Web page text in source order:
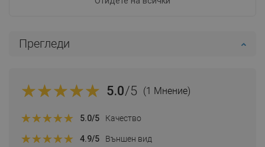
Прегледи
5.0/5 (1 Мнение)
5.0/5 Качество
4.9/5 Външен вид